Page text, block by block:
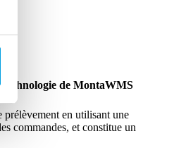
de MontaWMS
en utilisant une
commandes, et constitue un